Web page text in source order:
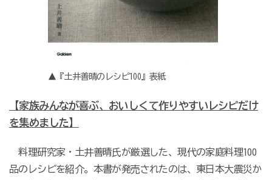
▲『土井善晴のレシピ100』表紙
【家族みんなが喜ぶ、おいしくて作りやすいレシピだけ
を集めました】
料理研究家・土井善晴氏が厳選した、現代の家庭料理100
品のレシピを紹介。本書が発売されたのは、東日本大震災か